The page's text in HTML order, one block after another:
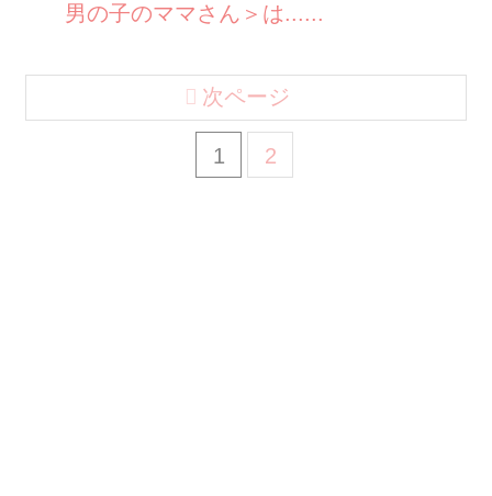
男の子のママさん＞は......
1 2
次ページ